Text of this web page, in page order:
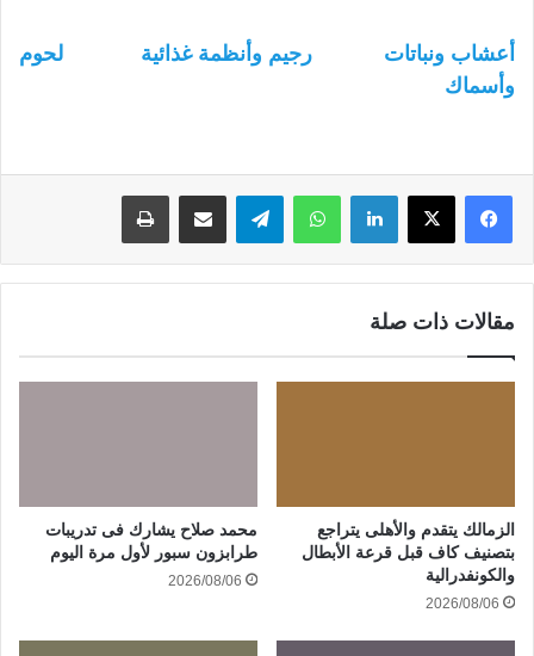
أعشاب ونباتات رجيم وأنظمة غذائية
لحوم
وأسماك
لينكدإن واتساب
مقالات ذات صلة
الزمالك يتقدم والأهلى يتراجع
بتصنيف كاف قبل قرعة الأبطال
والكونفدرالية
2026/08/06
محمد صلاح يشارك فى تدريبات
طرابزون سبور لأول مرة اليوم
2026/08/06